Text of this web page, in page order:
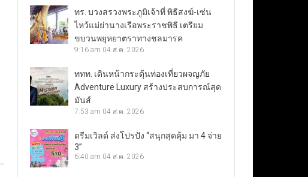
ทร. บวงสรวงพระภูมิเจ้าที่ พิธีสงฆ์-เซ่น
ไหว้แม่ย่านางเรือพระราชพิธี เตรียม
ขบวนพยุหยาตราทางชลมารค
9:16 am 04 ส.ค. 2026
ททท. เดินหน้ากระตุ้นท่องเที่ยวผจญภัย
Adventure Luxury สร้างประสบการณ์สุด
มันส์
7:53 am 04 ส.ค. 2026
ดรีมเวิลด์ ส่งโปรปัง “สนุกสุดคุ้ม มา 4 จ่าย
3”
6:40 am 04 ส.ค. 2026